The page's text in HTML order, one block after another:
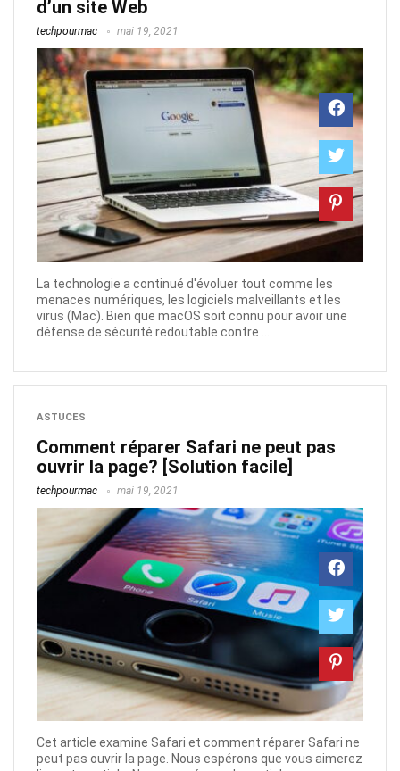
d’un site Web
techpourmac mai 19, 2021
La technologie a continué d'évoluer tout comme les
menaces numériques, les logiciels malveillants et les
virus (Mac). Bien que macOS soit connu pour avoir une
défense de sécurité redoutable contre ...
ASTUCES
Comment réparer Safari ne peut pas
ouvrir la page? [Solution facile]
techpourmac mai 19, 2021
Cet article examine Safari et comment réparer Safari ne
peut pas ouvrir la page. Nous espérons que vous aimerez